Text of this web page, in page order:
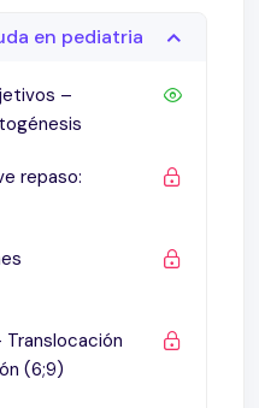
en primera línea
y
Pronósticos
pronóstico integrales*
linfoproliferativas
B (no LLC)
en pediatria
–
repaso:
Translocación
(6;9)